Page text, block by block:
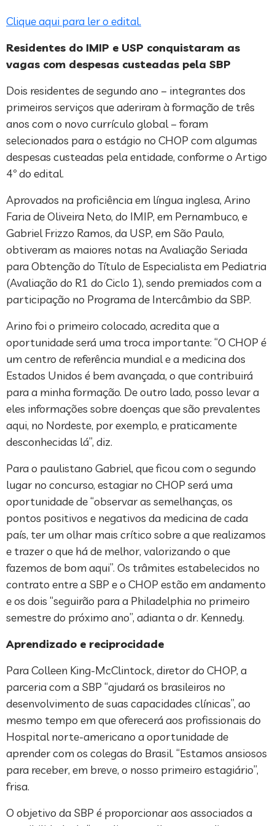
Clique aqui para ler o edital.
Residentes do IMIP e USP conquistaram as
vagas com despesas custeadas pela SBP
Dois residentes de segundo ano – integrantes dos
primeiros serviços que aderiram à formação de três
anos com o novo currículo global – foram
selecionados para o estágio no CHOP com algumas
despesas custeadas pela entidade, conforme o Artigo
4º do edital.
Aprovados na proficiência em língua inglesa, Arino
Faria de Oliveira Neto, do IMIP, em Pernambuco, e
Gabriel Frizzo Ramos, da USP, em São Paulo,
obtiveram as maiores notas na Avaliação Seriada
para Obtenção do Título de Especialista em Pediatria
(Avaliação do R1 do Ciclo 1), sendo premiados com a
participação no Programa de Intercâmbio da SBP.
Arino foi o primeiro colocado, acredita que a
oportunidade será uma troca importante: “O CHOP é
um centro de referência mundial e a medicina dos
Estados Unidos é bem avançada, o que contribuirá
para a minha formação. De outro lado, posso levar a
eles informações sobre doenças que são prevalentes
aqui, no Nordeste, por exemplo, e praticamente
desconhecidas lá”, diz.
Para o paulistano Gabriel, que ficou com o segundo
lugar no concurso, estagiar no CHOP será uma
oportunidade de “observar as semelhanças, os
pontos positivos e negativos da medicina de cada
país, ter um olhar mais crítico sobre a que realizamos
e trazer o que há de melhor, valorizando o que
fazemos de bom aqui”. Os trâmites estabelecidos no
contrato entre a SBP e o CHOP estão em andamento
e os dois “seguirão para a Philadelphia no primeiro
semestre do próximo ano”, adianta o dr. Kennedy.
Aprendizado e reciprocidade
Para Colleen King-McClintock, diretor do CHOP, a
parceria com a SBP “ajudará os brasileiros no
desenvolvimento de suas capacidades clínicas”, ao
mesmo tempo em que oferecerá aos profissionais do
Hospital norte-americano a oportunidade de
aprender com os colegas do Brasil. “Estamos ansiosos
para receber, em breve, o nosso primeiro estagiário”,
frisa.
O objetivo da SBP é proporcionar aos associados a